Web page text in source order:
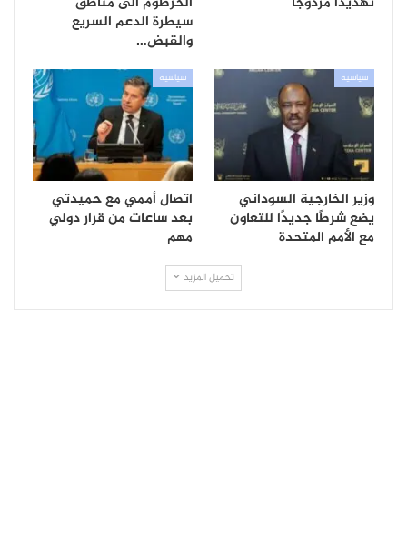
سيطرة الدعم السريع
والقبض…
سياسية
وزير الخارجية السوداني
يضع شرطًا جديدًا للتعاون
مع الأمم المتحدة
سياسية
اتصال أممي مع حميدتي
بعد ساعات من قرار دولي
مهم
تحميل المزيد